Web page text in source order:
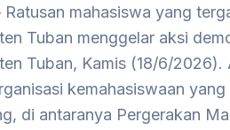
Ratusan mahasiswa yang
Tuban menggelar aksi
Tuban, Kamis (18/6/
kemahasiswaan
di antaranya Pergerakan